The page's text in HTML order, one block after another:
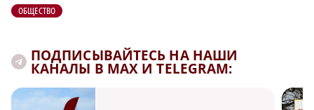
ОБЩЕСТВО
ПОДПИСЫВАЙТЕСЬ НА НАШИ
КАНАЛЫ В MAX И TELEGRAM: